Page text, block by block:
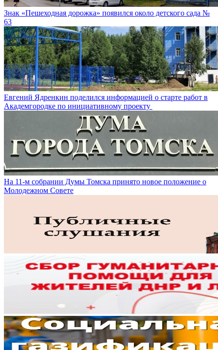
Знак «Пешеходная дорожка» появился около детского сада №
63
Евгений Ядренкин поделился информацией о старте работ в
Академгородке по инициативному проекту
На 11-м собрании Думы Томска принято новое положение о
Молодежном Совете